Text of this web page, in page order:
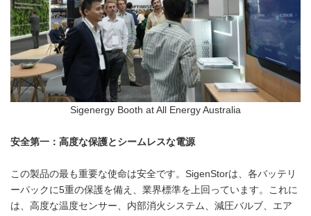
Sigenergy Booth at All Energy Australia
安全第一：高度な保護とシームレスな電源
この製品の最も重要な使命は安全です。SigenStorは、各バッテリ
ーパックに5重の保護を備え、業界標準を上回っています。これに
は、高度な温度センサー、内部消火システム、減圧バルブ、エア